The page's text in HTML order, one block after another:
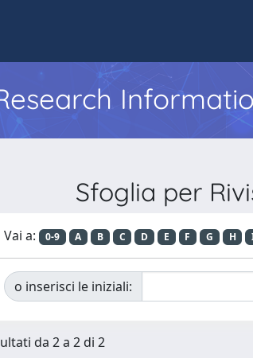
Sfoglia per
Vai a: 0-9 A B C D E F G H
o inserisci le iniziali:
da 2 a 2 di 2